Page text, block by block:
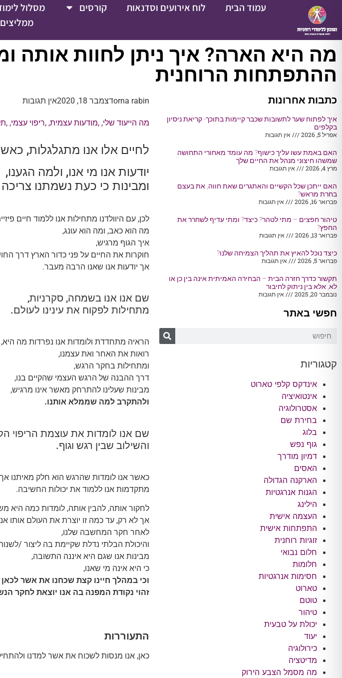
עמוד הבית לוח אירועים וסדנאות קורסים מסלול
ממליצים
מה היא הארה? איך ניתן לחוות
ההתפתחות הרוחנית
כתבות אחרונות
איך לפתוח שער לתשובות שכבר קיימות בתוכך- קריאת ניסיון
בקלפים
אפריל 5, 2026
אין תגובות
האם באמת עשו עליך כישוף? מה עומד מאחורי התחושה
שמשהו חיצוני מנהל את החיים שלך
מרץ 4, 2026
אין תגובות
האם ייתכן שכל הקשיים והאתגרים שאת חווה, את בעצם
בחרת מראש?
פברואר 16, 2026
אין תגובות
טיהור חפצים – מתי לטהר? כיצד? ומתי עדיף לשחרר את
החפץ?
פברואר 13, 2026
אין תגובות
כיצד נוכל להאיץ את תהליך הצמיחה שלנו?
פברואר 5, 2026
אין תגובות
תקשור כדרך חזרה הבית – הבחירה האמיתית אינה בין כן או
לא, אלא בין ניתוק לחיבור
נובמבר 20, 2025
אין תגובות
חפשי באתר
קטגוריות
אינדקס קלפי טארוט
אינטואיציה
אסטרולוגיה
בחירת שם
בלוג
גוף נפש
דמיון מודרך
האסים
הארקנה הגדולה
הגנות אנרגטיות
הילינג
העצמה אישית
התפתחות אישית
זוגיות רוחנית
חלום נבואי
חלומות
חסימות אנרגטיות
טארוט
טוטם
טיהור
יכולת על טבעית
יעוד
כירולוגיה
מדיטציה
מה מסמל הצבע הירוק
orna rabinדצמבר 18, 2020 אין תגובות
מה הייעוד שלי, ,מודעות עצמית, ,ריפוי עצמי, ,
לחיים אלו אנו מתגלגלות,
יודעות אנו מי אנו, ולמה הגענו,
ומבינות כי כעת נשמתנו
לכן, עם היוולדנו מתחילות אנו ללמוד חיים
מה הוא כאב, ומה הוא עונג,
איך הגוף מרגיש,
חוקרות את החיים על פני כדור הארץ דרך
אך יודעות אנו שאנו הרבה מעבר.
שם אנו אנו בשמחה, סקרניות,
מתחילות לפקוח את עינינו לעולם.
הראיה מתחדדת ולומדות אנו נפרדות מה היא,
רואות את האחר ואת עצמנו,
ומתחילות בחקר הרגש,
דרך ההבנה של הרגש העצמי שהקיים בנו,
מבינות שעלינו להתרחק מאשר אינו מרגיש,
ולהתקרב למה שממלא אותנו.
שם אנו לומדות את עוצמת הריפוי
והשילוב שבין רגש וגוף.
כאשר אנו לומדות שהרגש הוא חלק מאיתנו
מתקדמות אנו ללמוד את יכולות החשיבה.
לחקור אותה, להבין אותה, לומדות כמה היא
אך לא רק, עד כמה זו יוצרת את העולם אותו
לאחר חקר המחשבה שלנו,
והיכולת הבלתי נדלת שקיימת בה ליצור /
מבינות אנו שגם היא איננה התשובה,
כי היא אינה מי שאנו,
וכי במהלך חיינו קצת שכחנו את אשר לכאן
זהוי נקודת המפנה בה אנו יוצאת לחקר
התעוררות
כאן, אנו מנסות לשכוח את אשר למדנו